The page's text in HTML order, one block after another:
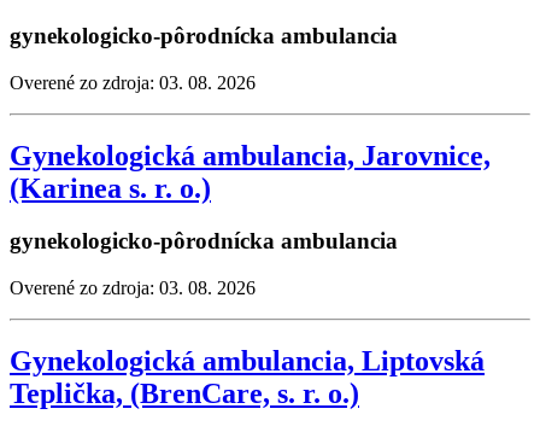
gynekologicko-pôrodnícka ambulancia
Overené zo zdroja: 03. 08. 2026
Gynekologická ambulancia, Jarovnice,
(Karinea s. r. o.)
gynekologicko-pôrodnícka ambulancia
Overené zo zdroja: 03. 08. 2026
Gynekologická ambulancia, Liptovská
Teplička, (BrenCare, s. r. o.)